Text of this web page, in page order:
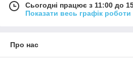
Сьогодні працює з 11:00 до
Показати весь графік роботи
Про нас